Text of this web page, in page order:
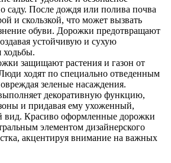
саду. После дождя или полива почва
и скользкой, что может вызвать
обуви. Дорожки предотвращают
устойчивую и сухую
ходьбы.
защищают растения и газон от
ходят по специально отведенным
зеленые насаждения.
декоративную функцию,
зоны и придавая ему ухоженный,
вид. Красиво оформленные дорожки
элементом дизайнерского
акцентируя внимание на важных